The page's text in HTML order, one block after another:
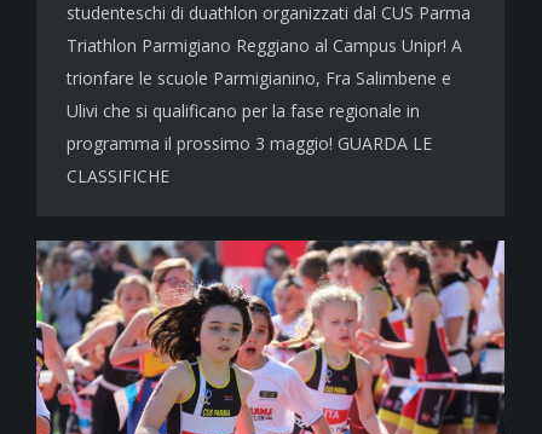
studenteschi di duathlon organizzati dal CUS Parma
Triathlon Parmigiano Reggiano al Campus Unipr! A
trionfare le scuole Parmigianino, Fra Salimbene e
Ulivi che si qualificano per la fase regionale in
programma il prossimo 3 maggio! GUARDA LE
CLASSIFICHE